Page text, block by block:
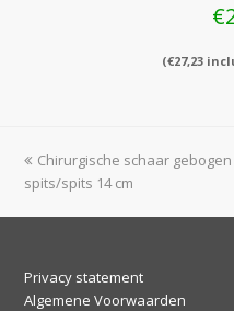
€
(€27,23
previous
post:
Chirurgische schaar gebogen
spits/spits 14 cm
Privacy statement
Algemene Voorwaarden